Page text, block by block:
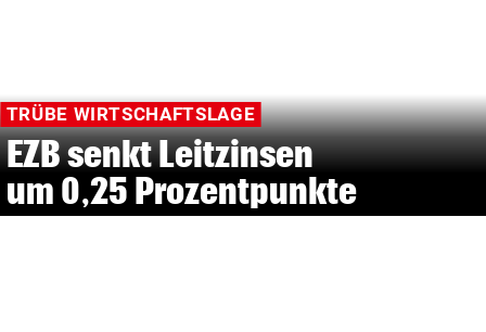
TRÜBE WIRTSCHAFTSLAGE
EZB senkt Leitzinsen
um 0,25 Prozentpunkte